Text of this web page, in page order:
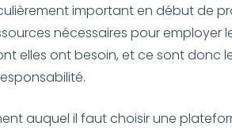
important en début de
nécessaires pour employer
elles ont besoin, et ce sont donc
auquel il faut choisir une